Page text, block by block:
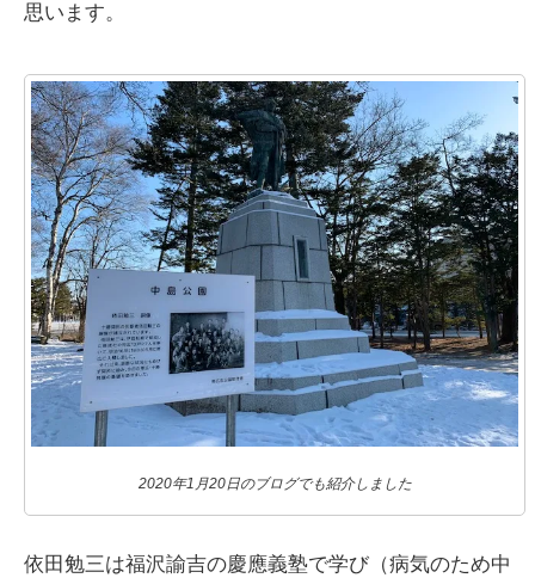
思います。
2020年1月20日のブログでも紹介しました
依田勉三は福沢諭吉の慶應義塾で学び（病気のため中